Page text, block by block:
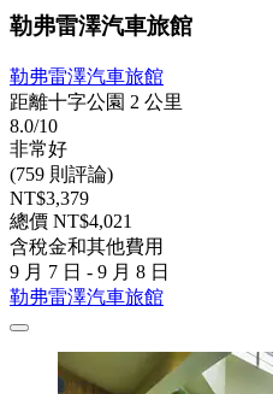
勒弗雷澤汽車旅館
勒弗雷澤汽車旅館
距離十字公園 2 公里
8.0/10
非常好
(759 則評論)
NT$3,379
總價 NT$4,021
含稅金和其他費用
9 月 7 日 - 9 月 8 日
勒弗雷澤汽車旅館